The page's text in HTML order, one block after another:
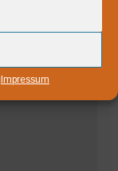
Impressum